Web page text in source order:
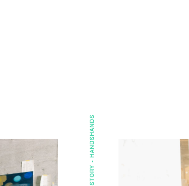
STORY -
HANDS
HANDS